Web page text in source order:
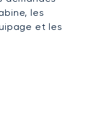
les
et les